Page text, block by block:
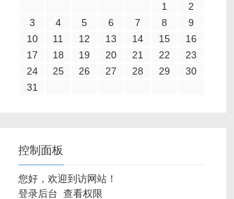
1
2
3
4 5 6 7 8
9
10
11 12 13 14 15
16
17
18 19 20 21 22
23
24
25 26 27 28 29
30
31
控制面板
您好，欢迎到访网站！
登录后台 查看权限